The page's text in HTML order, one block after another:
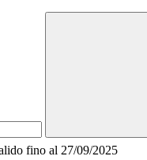
fino al 27/09/2025